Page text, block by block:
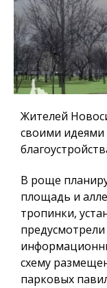
Жителей
своими
В роще
площадь и
тропинки,
схему
парковых